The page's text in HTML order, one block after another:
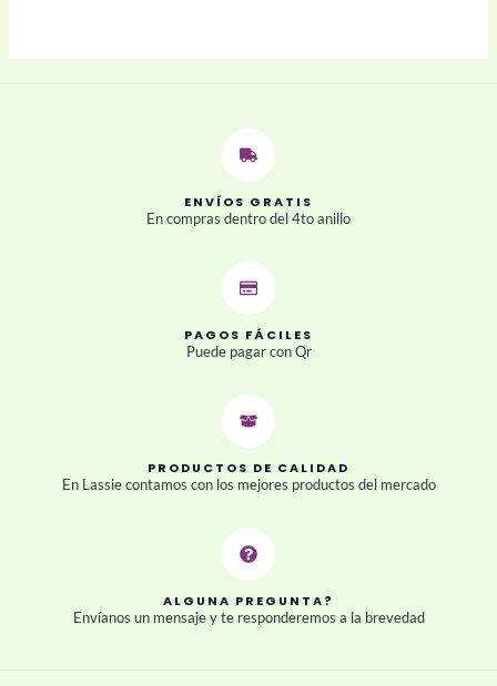
ENVÍOS GRATIS
En compras dentro del 4to anillo
PAGOS FÁCILES
Puede pagar con Qr
PRODUCTOS DE CALIDAD
En Lassie contamos con los mejores productos del mercado
ALGUNA PREGUNTA?
Envíanos un mensaje y te responderemos a la brevedad